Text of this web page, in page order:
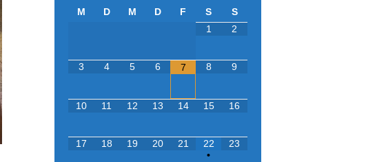
M D M D F S
S
1
2
3 4 5 6 7 8 9
10 11 12 13 14 15 16
17 18 19 20 21
22
•
23